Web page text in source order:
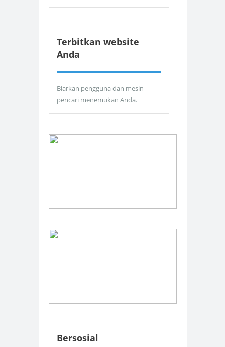
Terbitkan website
Anda
Biarkan pengguna dan mesin
pencari menemukan Anda.
Bersosial